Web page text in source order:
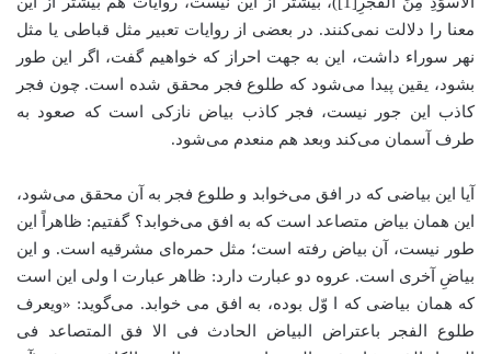
معنا را دلالت نمی‌کنند. در بعضی از روایات تعبیر مثل قباطی یا مثل
نهر سوراء داشت، این به جهت احراز که خواهیم گفت، اگر این طور
بشود، یقین پیدا می‌شود که طلوع فجر محقق شده است. چون فجر
کاذب این جور نیست، فجر کاذب بیاض نازکی است که صعود به
طرف آسمان می‌کند وبعد هم منعدم می‌شود.
آیا این بیاضی که در افق می‌خوابد و طلوع فجر به آن محقق می‌شود،
این همان بیاض متصاعد است که به افق می‌خوابد؟ گفتیم: ‌ظاهراً این
طور نیست،‌ آن بیاض رفته است؛ مثل حمره‌ای مشرقیه است. و این
بیاضِ آخری است. عروه دو عبارت دارد: ظاهر عبارت ا ولی این است
که همان بیاضی که ا وّل بوده، ‌به افق می خوابد. می‌گوید: «ویعرف
طلوع الفجر باعتراض البیاض الحادث فی الا فق المتصاعد فی